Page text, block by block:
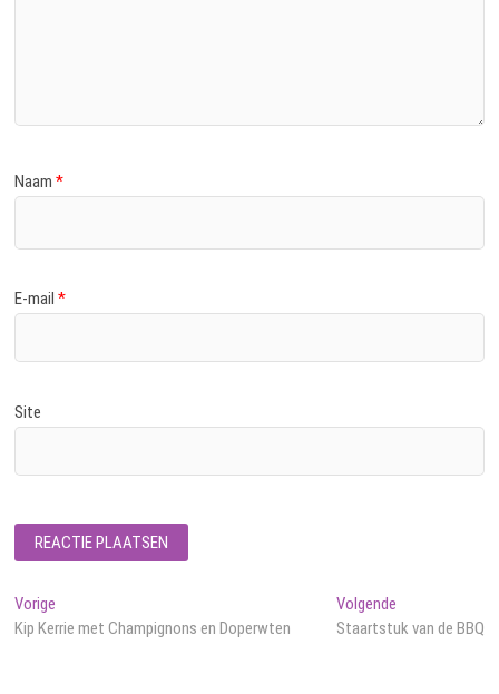
Naam*
E-mail*
Site
Bericht
navigatie
Vorige
bericht:
Kip Kerrie met Champignons en Doperwten
VolgendeVolgend
bericht:
Staartstuk van de BBQ